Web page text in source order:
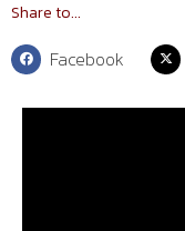
Share to...
Facebook